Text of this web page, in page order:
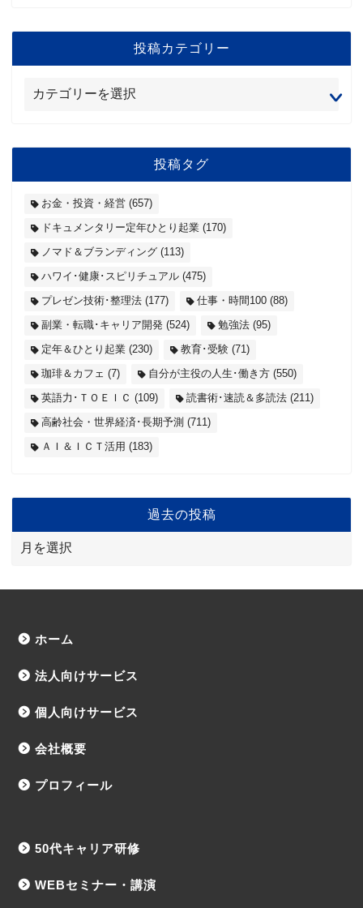
投稿カテゴリー
投稿タグ
お金・投資・経営 (657)
ドキュメンタリー定年ひとり起業 (170)
ノマド＆ブランディング (113)
ハワイ･健康･スピリチュアル (475)
プレゼン技術･整理法 (177) 仕事・時間100 (88)
副業・転職･キャリア開発 (524) 勉強法 (95)
定年＆ひとり起業 (230) 教育･受験 (71)
珈琲＆カフェ (7) 自分が主役の人生･働き方 (550)
英語力･ＴＯＥＩＣ (109) 読書術･速読＆多読法 (211)
高齢社会・世界経済･長期予測 (711)
ＡＩ＆ＩＣＴ活用 (183)
過去の投稿
ホーム
法人向けサービス
個人向けサービス
会社概要
プロフィール
50代キャリア研修
WEBセミナー・講演